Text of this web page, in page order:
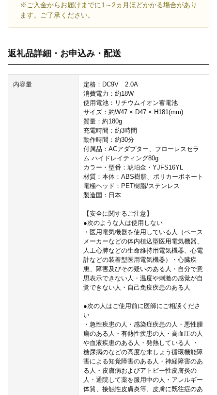
※ご入金からお届けまでに1～2ヵ月ほどかかる場合があり
ます。ご了承ください。
返礼品詳細・お申込み・配送
内容量
定格：DC9V 2.0A
消費電力：約18W
使用電池：リチウムイオン蓄電池
サイズ：約W47 × D47 × H181(mm)
質量：約180g
充電時間：約3時間
動作時間：約30分
付属品：ACアダプター、フローレスセラ
ム ハイドレイティング80g
カラー・型番：琥珀金・YJFS16YL
材質：本体：ABS樹脂、ポリカーボネート
電極ヘッド：PET樹脂/ステンレス
製造国：日本
【安全に関するご注意】
●次のような人は使用しない
・医用電気機器を使用している人（ペース
メーカーなどの体内植込型医用電気機器、
人工心肺などの生命維持用電気機器、心電
計などの装着型医用電気機器）・心臓疾
患、障害及びその疑いのある人・自分で意
思表示できない人・温度や刺激の感覚が自
覚できない人・自己免疫疾患のある人
●次の人はご使用前に医師にご相談くださ
い
・急性疾患の人・感染症疾患の人・悪性腫
瘍のある人・有熱性疾患の人・高血圧の人
や血液疾患のある人・発熱している人 ・
糖尿病のなどの高度な末しょう循環機能障
害による知覚障害のある人・神経障害のあ
る人・皮膚病およびアトピー性皮膚炎の
人・通院して薬を服用中の人・アレルギー
体質、接触性皮膚炎等、皮膚に既往症のあ